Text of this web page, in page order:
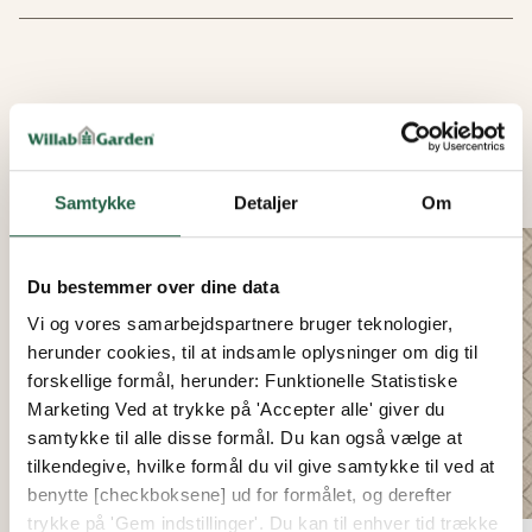
Samtykke Detaljer Om
Du bestemmer over dine data
Vi og vores samarbejdspartnere bruger teknologier,
herunder cookies, til at indsamle oplysninger om dig til
forskellige formål, herunder: Funktionelle Statistiske
Marketing Ved at trykke på 'Accepter alle' giver du
samtykke til alle disse formål. Du kan også vælge at
tilkendegive, hvilke formål du vil give samtykke til ved at
benytte [checkboksene] ud for formålet, og derefter
trykke på 'Gem indstillinger'. Du kan til enhver tid trække
LIGNENDE PRODUKTER